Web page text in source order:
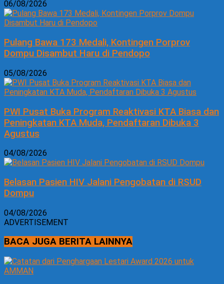
06/08/2026
Pulang Bawa 173 Medali, Kontingen Porprov
Dompu Disambut Haru di Pendopo
05/08/2026
PWI Pusat Buka Program Reaktivasi KTA Biasa dan
Peningkatan KTA Muda, Pendaftaran Dibuka 3
Agustus
04/08/2026
Belasan Pasien HIV Jalani Pengobatan di RSUD
Dompu
04/08/2026
ADVERTISEMENT
BACA JUGA BERITA LAINNYA